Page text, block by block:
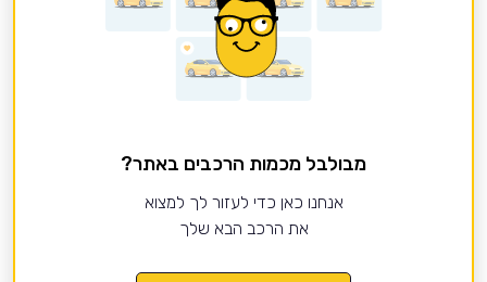
מבולבל מכמות הרכבים באתר?
אנחנו כאן כדי לעזור לך למצוא
את הרכב הבא שלך